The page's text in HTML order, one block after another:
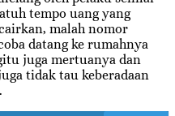
tempo uang yang
malah nomor
datang ke rumahnya
juga mertuanya dan
tidak tau keberadaan